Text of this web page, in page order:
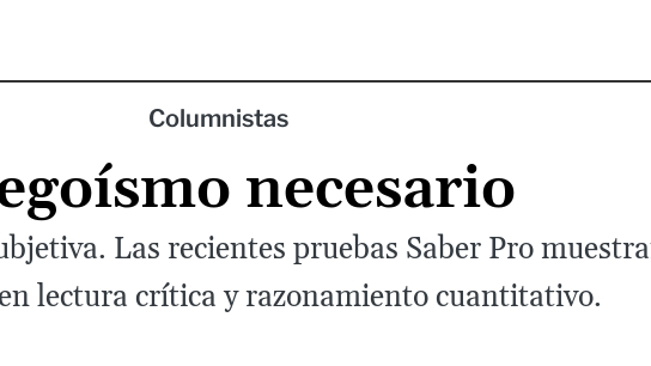
Columnistas
necesario
Las recientes pruebas Saber Pro
lectura crítica y razonamiento cuantitativo.